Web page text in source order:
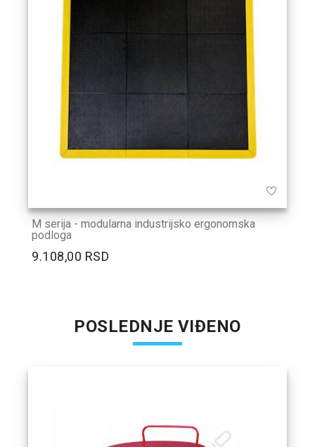
M serija - modularna industrijsko ergonomska
podloga
9.108,00 RSD
POSLEDNJE VIĐENO